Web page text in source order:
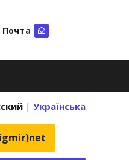
Почта
| Українська